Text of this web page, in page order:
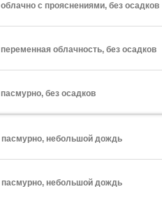
облачно с прояснениями, без осадков
переменная облачность, без осадков
пасмурно, без осадков
пасмурно, небольшой дождь
пасмурно, небольшой дождь